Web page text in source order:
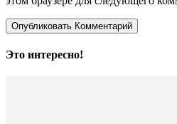
Это интересно!